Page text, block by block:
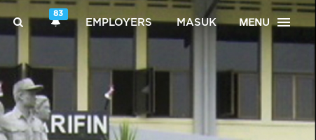
83
EMPLOYERS MASUK MENU